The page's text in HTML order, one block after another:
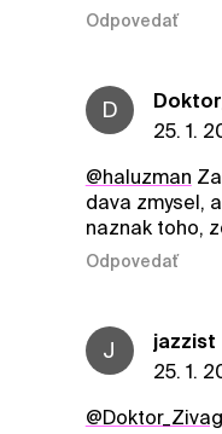
Odpovedať
D
25. 1.
@haluzman
dava zmysel,
naznak toho,
Odpovedať
J
jazzist
25. 1.